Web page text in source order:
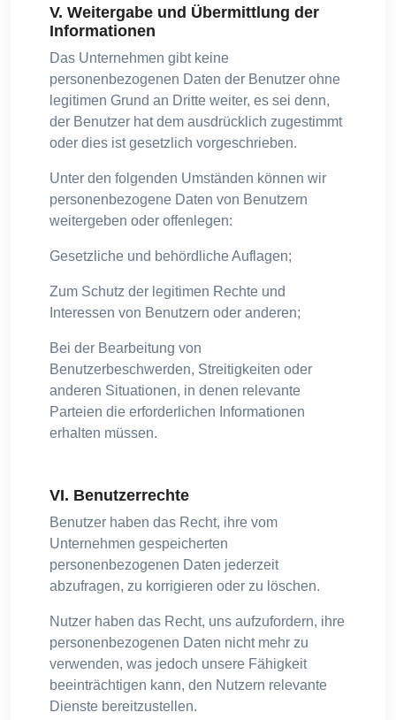
V. Weitergabe und Übermittlung der
Informationen
Das Unternehmen gibt keine
personenbezogenen Daten der Benutzer ohne
legitimen Grund an Dritte weiter, es sei denn,
der Benutzer hat dem ausdrücklich zugestimmt
oder dies ist gesetzlich vorgeschrieben.
Unter den folgenden Umständen können wir
personenbezogene Daten von Benutzern
weitergeben oder offenlegen:
Gesetzliche und behördliche Auflagen;
Zum Schutz der legitimen Rechte und
Interessen von Benutzern oder anderen;
Bei der Bearbeitung von
Benutzerbeschwerden, Streitigkeiten oder
anderen Situationen, in denen relevante
Parteien die erforderlichen Informationen
erhalten müssen.
VI. Benutzerrechte
Benutzer haben das Recht, ihre vom
Unternehmen gespeicherten
personenbezogenen Daten jederzeit
abzufragen, zu korrigieren oder zu löschen.
Nutzer haben das Recht, uns aufzufordern, ihre
personenbezogenen Daten nicht mehr zu
verwenden, was jedoch unsere Fähigkeit
beeinträchtigen kann, den Nutzern relevante
Dienste bereitzustellen.